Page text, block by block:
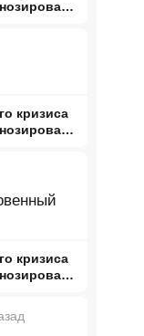
кризиса
кризиса